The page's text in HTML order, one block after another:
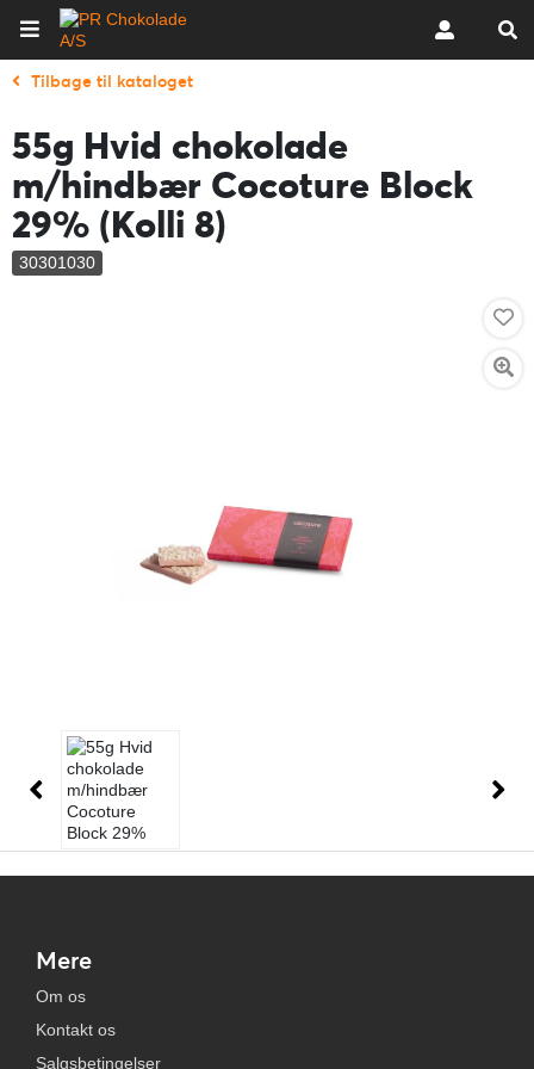
Tilbage til kataloget
55g Hvid chokolade
m/hindbær Cocoture Block
29% (Kolli 8)
30301030
Mere
Om os
Kontakt os
Salgsbetingelser